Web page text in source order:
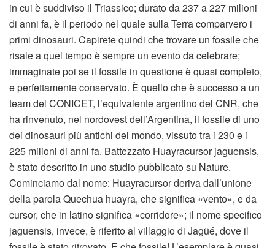
in cui è suddiviso il Triassico; durato da 237 a 227 milioni
di anni fa, è il periodo nel quale sulla Terra comparvero i
primi dinosauri. Capirete quindi che trovare un fossile che
risale a quel tempo è sempre un evento da celebrare;
immaginate poi se il fossile in questione è quasi completo,
e perfettamente conservato. È quello che è successo a un
team del CONICET, l’equivalente argentino del CNR, che
ha rinvenuto, nel nordovest dell’Argentina, il fossile di uno
dei dinosauri più antichi del mondo, vissuto tra i 230 e i
225 milioni di anni fa. Battezzato Huayracursor jaguensis,
è stato descritto in uno studio pubblicato su Nature.
Cominciamo dal nome: Huayracursor deriva dall’unione
della parola Quechua huayra, che significa «vento», e da
cursor, che in latino significa «corridore»; il nome specifico
jaguensis, invece, è riferito al villaggio di Jagüé, dove il